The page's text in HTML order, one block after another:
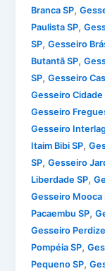
Branca SP,
Paulista SP,
SP,Gesseiro
Butantã SP,
SP,Gesseiro
Gesseiro Cidade
Gesseiro
Gesseiro
Itaim Bibi SP,
SP,Gesseiro
Liberdade SP,
Gesseiro Mooca
Pacaembu SP,
Gesseiro
Pompéia SP,
Pequeno SP,